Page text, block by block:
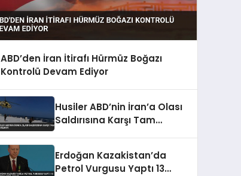
ABD’den İran İtirafı Hürmüz Boğazı
Kontrolü Devam Ediyor
Husiler ABD’nin İran’a Olası
Saldırısına Karşı Tam
Erdoğan Kazakistan’da
Petrol Vurgusu Yaptı 13